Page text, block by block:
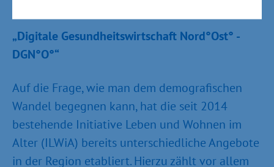
„Digitale Gesundheitswirtschaft Nord°Ost° -
DGN°O°“
Auf die Frage, wie man dem demografischen
Wandel begegnen kann, hat die seit 2014
bestehende Initiative Leben und Wohnen im
Alter (ILWiA) bereits unterschiedliche Angebote
in der Region etabliert. Hierzu zählt vor allem